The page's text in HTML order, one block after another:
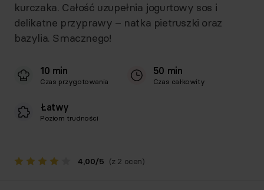
kurczaka. Całość uzupełnia jogurtowy sos i
delikatne przyprawy – natka pietruszki oraz
bazylia. Smacznego!
10 min
Czas przygotowania
50 min
Czas całkowity
Łatwy
Poziom trudności
4,00/5 (z 2 ocen)